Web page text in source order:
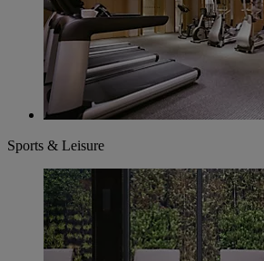
Sports & Leisure